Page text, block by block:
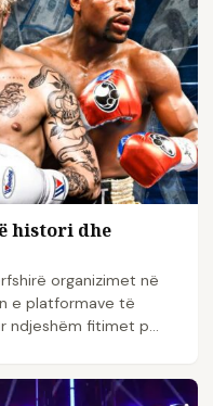
histori dhe
organizimet në
e platformave të
ndjeshëm fitimet p...